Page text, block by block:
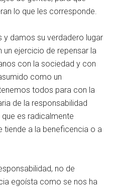
lo que les corresponde.
y damos su verdadero lugar
un ejercicio de repensar la
con la sociedad y con
como un
todos para con la
de la responsabilidad
es radicalmente
tiende a la beneficencia o a
no de
egoísta como se nos ha